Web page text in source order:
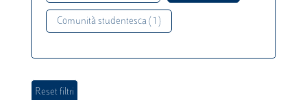
Comunità studentesca ( 1 )